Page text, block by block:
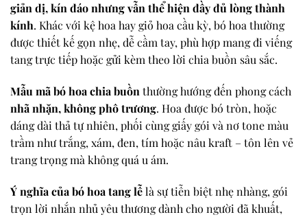
giản dị, kín đáo nhưng vẫn thể hiện đầy đủ lòng thành
kính. Khác với kệ hoa hay giỏ hoa cầu kỳ, bó hoa thường
được thiết kế gọn nhẹ, dễ cầm tay, phù hợp mang đi viếng
tang trực tiếp hoặc gửi kèm theo lời chia buồn sâu sắc.
Mẫu mã bó hoa chia buồn thường hướng đến phong cách
nhã nhặn, không phô trương. Hoa được bó tròn, hoặc
dáng dài thả tự nhiên, phối cùng giấy gói và nơ tone màu
trầm như trắng, xám, đen, tím hoặc nâu kraft – tôn lên vẻ
trang trọng mà không quá u ám.
Ý nghĩa của bó hoa tang lễlà sự tiễn biệt nhẹ nhàng, gói
trọn lời nhắn nhủ yêu thương dành cho người đã khuất,